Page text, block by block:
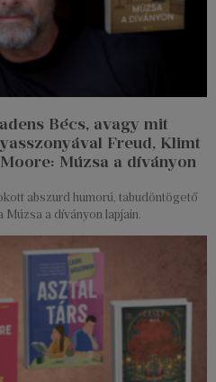
Bécs, avagy mit
Freud, Klimt
Múzsa a díványon
abszurd humorú, tabudöntögető
a díványon lapjain.